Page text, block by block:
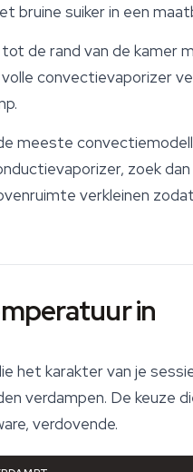
bruine suiker in een
tot de rand van de kamer
convectievaporizer
meeste
zoek
verkleinen
in
het karakter van je
verdampen. De keuze
verdovende.